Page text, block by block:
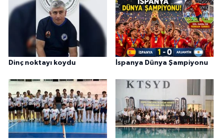
Dinç noktayı koydu İspanya Dünya Şampiyonu